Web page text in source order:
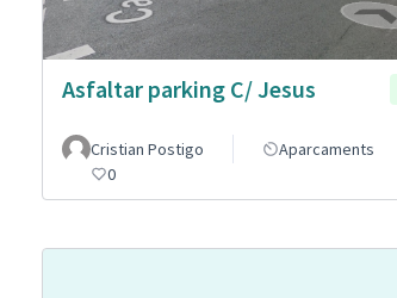
Asfaltar parking C/ Jesus
Cristian Postigo Aparcaments
0